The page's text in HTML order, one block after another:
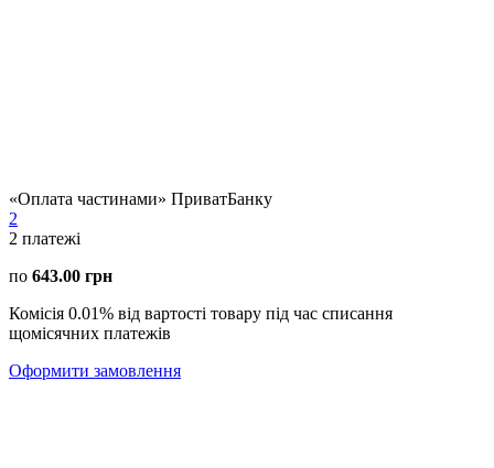
«Оплата частинами» ПриватБанку
2
2 платежі
по 643.00 грн
Комісія 0.01% від вартості товару під час списання
щомісячних платежів
Оформити замовлення